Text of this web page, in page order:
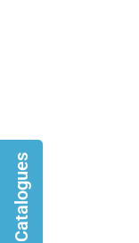
Catalogues